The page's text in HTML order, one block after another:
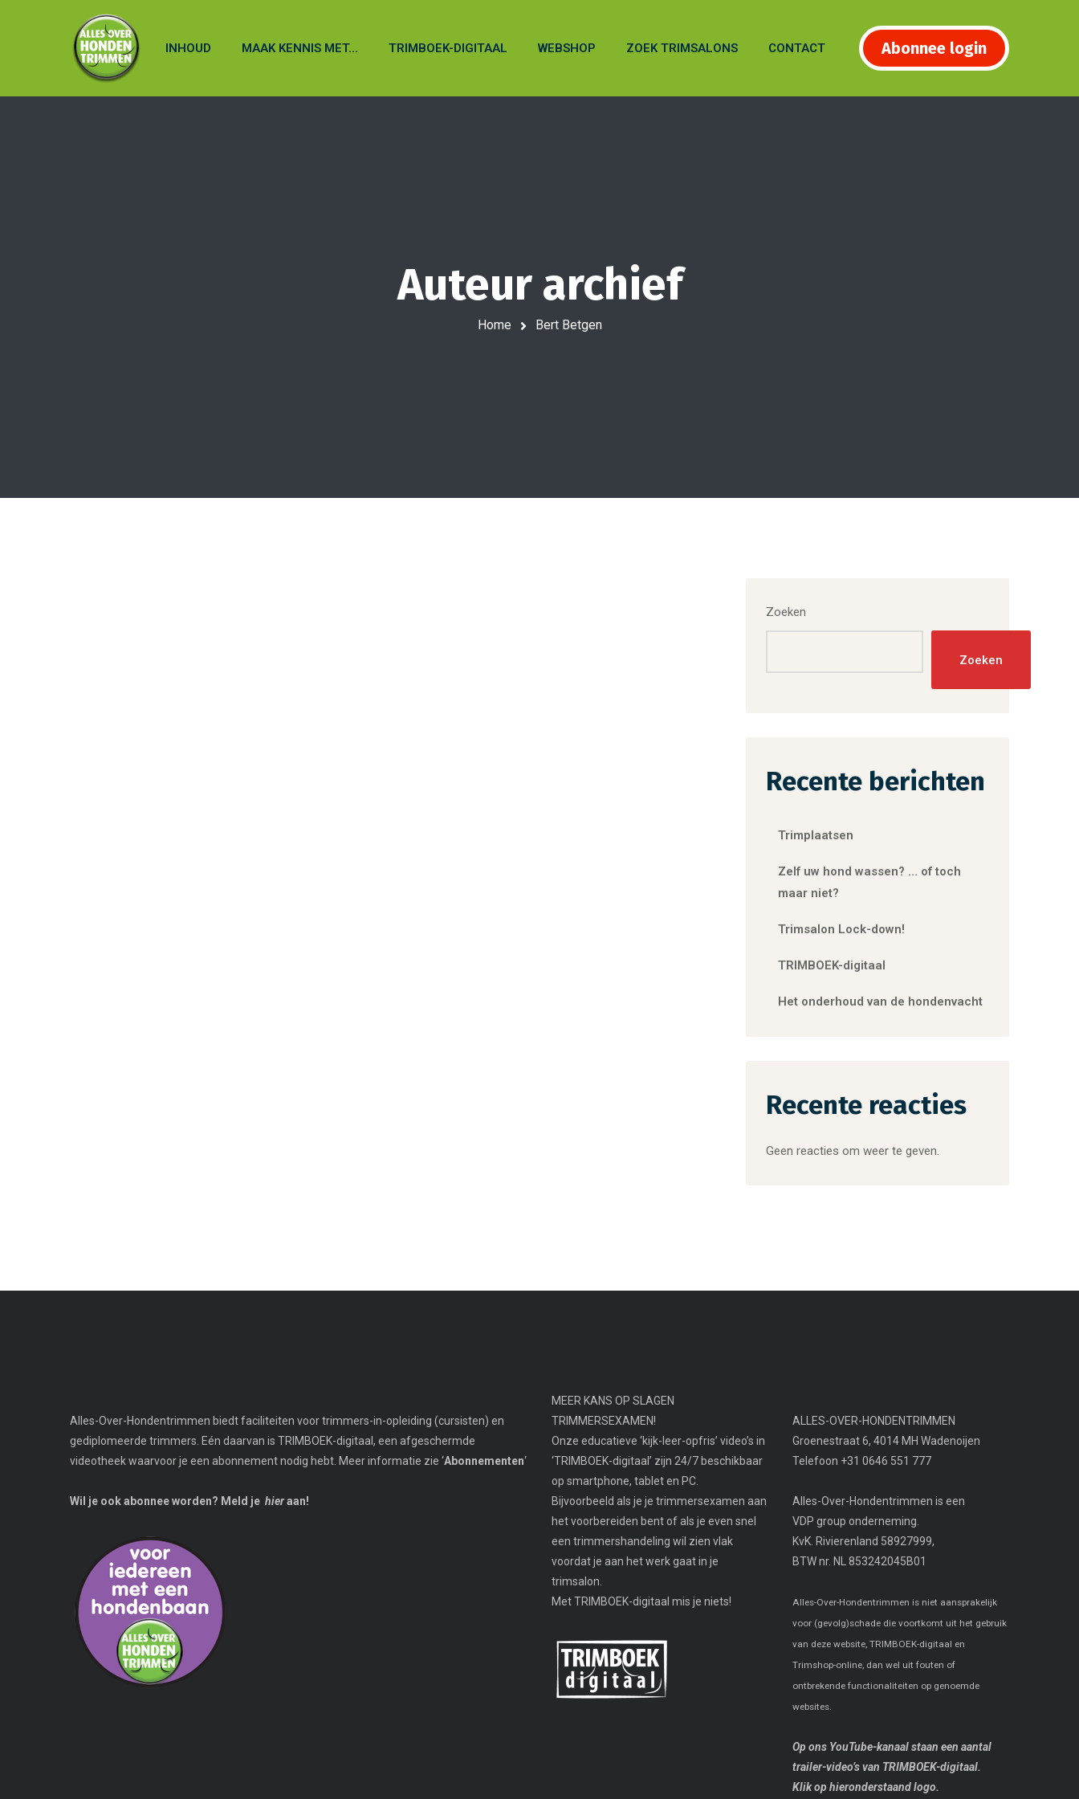
Abonnee login
INHOUD MAAK KENNIS MET… TRIMBOEK-DIGITAAL WEBSHOP ZOEK TRIMSALONS CONTACT
Auteur archief
Home Bert Betgen
Zoeken
Zoeken
Recente berichten
Trimplaatsen
Zelf uw hond wassen? … of toch
maar niet?
Trimsalon Lock-down!
TRIMBOEK-digitaal
Het onderhoud van de hondenvacht
Recente reacties
Geen reacties om weer te geven.
Alles-Over-Hondentrimmen biedt faciliteiten voor trimmers-in-opleiding (cursisten) en
gediplomeerde trimmers. Eén daarvan is TRIMBOEK-digitaal, een afgeschermde
videotheek waarvoor je een abonnement nodig hebt. Meer informatie zie ‘Abonnementen‘
Wil je ook abonnee worden? Meld je hieraan!
MEER KANS OP SLAGEN
TRIMMERSEXAMEN!
Onze educatieve ‘kijk-leer-opfris’ video’s in
‘TRIMBOEK-digitaal’ zijn 24/7 beschikbaar
op smartphone, tablet en PC.
Bijvoorbeeld als je je trimmersexamen aan
het voorbereiden bent of als je even snel
een trimmershandeling wil zien vlak
voordat je aan het werk gaat in je
trimsalon.
Met TRIMBOEK-digitaal mis je niets!
ALLES-OVER-HONDENTRIMMEN
Groenestraat 6, 4014 MH Wadenoijen
Telefoon +31 0646 551 777
Alles-Over-Hondentrimmen is een
VDP group onderneming.
KvK. Rivierenland 58927999,
BTW nr. NL 853242045B01
Alles-Over-Hondentrimmen is niet aansprakelijk
voor (gevolg)schade die voortkomt uit het gebruik
van deze website, TRIMBOEK-digitaal en
Trimshop-online, dan wel uit fouten of
ontbrekende functionaliteiten op genoemde
websites.
Op ons YouTube-kanaal staan een aantal
trailer-video’s van TRIMBOEK-digitaal.
Klik op hieronderstaand logo.